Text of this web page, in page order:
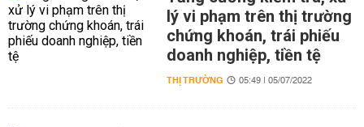
lý vi phạm trên thị trường
chứng khoán, trái phiếu
doanh nghiệp, tiền tệ
THỊ TRƯỜNG 05:49 | 05/07/2022